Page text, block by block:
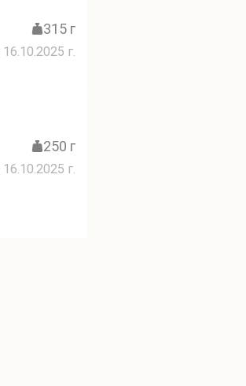
315 г
16.10.2025 г.
250 г
16.10.2025 г.